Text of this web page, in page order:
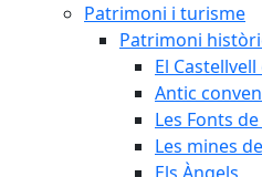
Patrimoni i turisme
Patrimoni
El
Antic
Les Fonts
Les mines